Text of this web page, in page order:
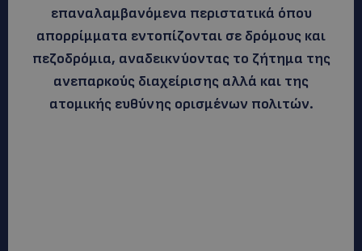
επαναλαμβανόμενα περιστατικά όπου
απορρίμματα εντοπίζονται σε δρόμους και
πεζοδρόμια, αναδεικνύοντας το ζήτημα της
ανεπαρκούς διαχείρισης αλλά και της
ατομικής ευθύνης ορισμένων πολιτών.